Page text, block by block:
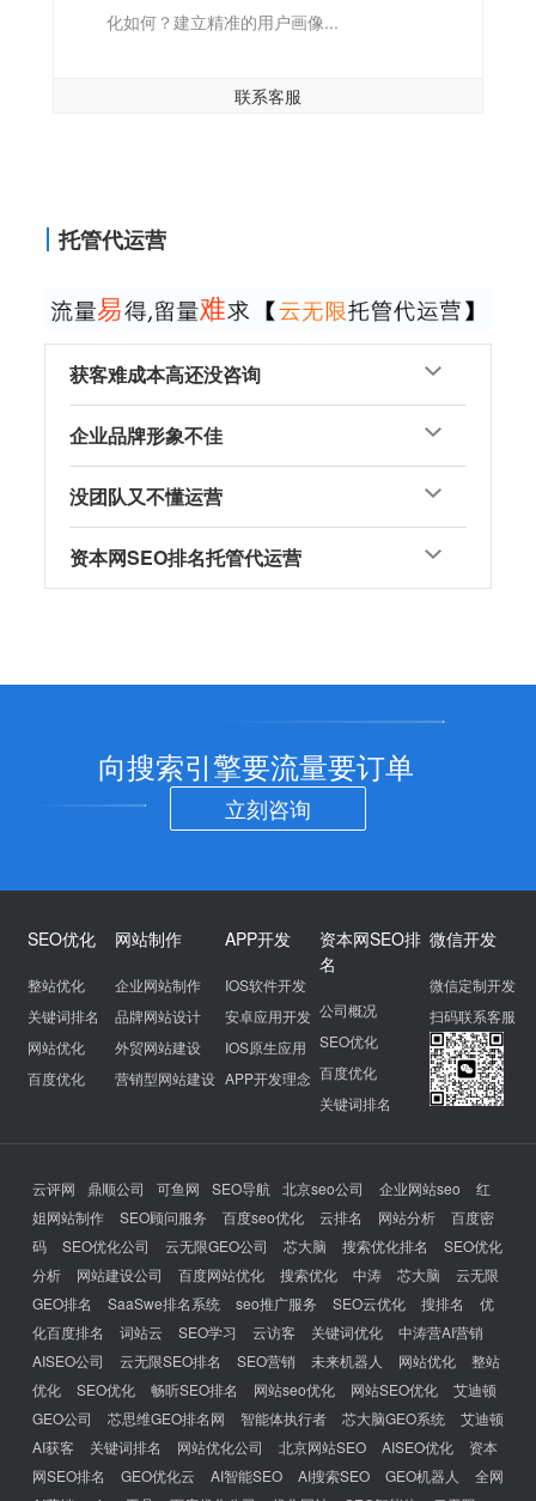
化如何？建立精准的用户画像...
联系客服
托管代运营
获客难成本高还没咨询
企业品牌形象不佳
没团队又不懂运营
资本网SEO排名托管代运营
向搜索引擎要流量要订单
立刻咨询
SEO优化
整站优化
关键词排名
网站优化
百度优化
网站制作
企业网站制作
品牌网站设计
外贸网站建设
营销型网站建设
APP开发
IOS软件开发
安卓应用开发
IOS原生应用
APP开发理念
资本网SEO排
名
公司概况
SEO优化
百度优化
关键词排名
微信开发
微信定制开发
扫码联系客服
云评网 鼎顺公司 可鱼网 SEO导航 北京seo公司 企业网站seo
红
姐网站制作
SEO顾问服务 百度seo优化 云排名 网站分析
百度密
码
SEO优化公司 云无限GEO公司 芯大脑 搜索优化排名
SEO优化
分析
网站建设公司 百度网站优化 搜索优化 中涛 芯大脑
云无限
GEO排名
SaaSwe排名系统 seo推广服务 SEO云优化 搜排名
优
化百度排名
词站云 SEO学习 云访客 关键词优化
中涛营AI营销
AISEO公司
云无限SEO排名 SEO营销 未来机器人 网站优化
整站
优化
SEO优化 畅听SEO排名 网站seo优化 网站SEO优化
艾迪顿
GEO公司
芯思维GEO排名网 智能体执行者 芯大脑GEO系统
艾迪顿
AI获客
关键词排名 网站优化公司 北京网站SEO AISEO优化
资本
网SEO排名
GEO优化云 AI智能SEO AI搜索SEO GEO机器人
全网